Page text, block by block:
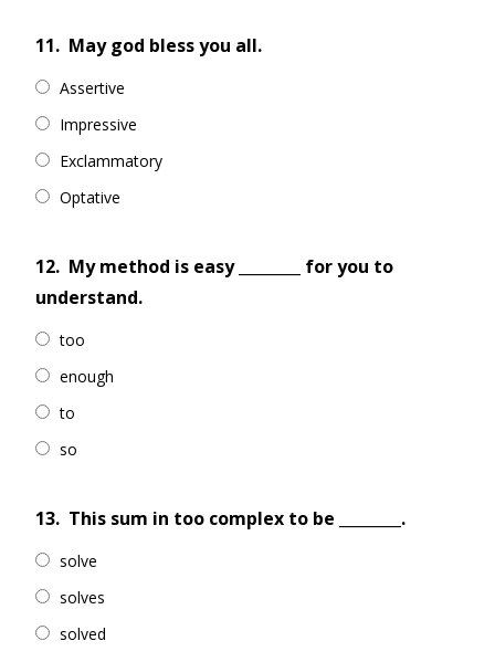
11. May god bless you all.
Assertive
Impressive
Exclammatory
Optative
12. My method is easy ________ for you to
understand.
too
enough
to
so
13. This sum in too complex to be ________.
solve
solves
solved